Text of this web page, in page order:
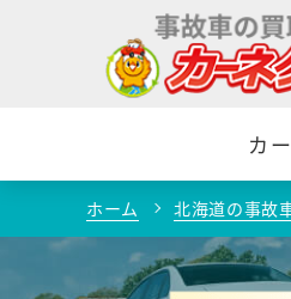
カ
ホーム 北海道の事故